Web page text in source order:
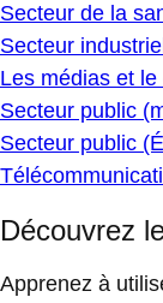
Secteur de la
Secteur industriel
Les médias et
Secteur public
Secteur public
Découvrez
Apprenez à